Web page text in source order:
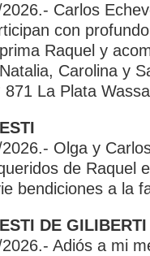
Carlos
con
Raquel y
Carolina y
La Plata
Olga y
de Raquel
bendiciones a la
DE GILIBERTI
Adiós a mi